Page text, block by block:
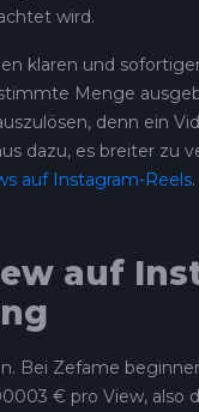
wird.
klaren und
Menge
denn ein
dazu, es breiter zu
auf Instagram-Reels.
auf
Bei Zefame
€ pro View, also